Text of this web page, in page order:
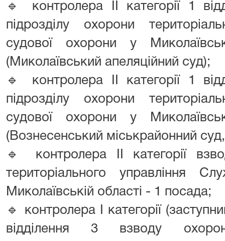
🔹 контролера ІІ категорії 1
підрозділу охорони
судової охорони у
(Миколаївський апеляційний суд);
🔹 контролера ІІ категорії 1
підрозділу охорони
судової охорони у
(Вознесенський міськрайонний
🔹 контролера ІІ категорії
територіального управління
Миколаївській області - 1 посада;
🔹 контролера І категорії
відділення 3 взводу